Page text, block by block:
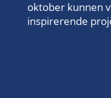
oktober kunnen
inspirerende